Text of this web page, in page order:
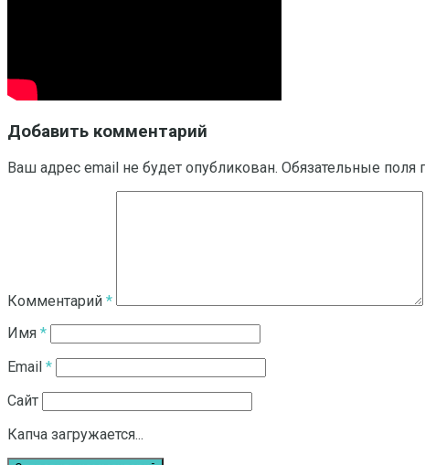
Добавить комментарий
Ваш адрес email не будет опубликован. Обязательные поля
Комментарий *
Имя *
Email *
Сайт
Капча загружается...